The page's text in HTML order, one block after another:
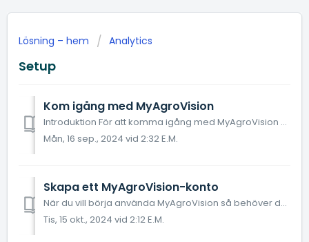
Lösning – hem Analytics
Setup
Kom igång med MyAgroVision
Introduktion För att komma igång med MyAgroVision måste du ansluta och sända data från PigVision till MyAgrovision. Instruktionen nedan går igenom hur du få...
Mån, 16 sep., 2024 vid 2:32 E.M.
Skapa ett MyAgroVision-konto
När du vill börja använda MyAgroVision så behöver du skapa ett MyAgroVision-konto. I MyAgroVision får du tillgång till interaktiva rapporter så som Kontroll...
Tis, 15 okt., 2024 vid 2:12 E.M.